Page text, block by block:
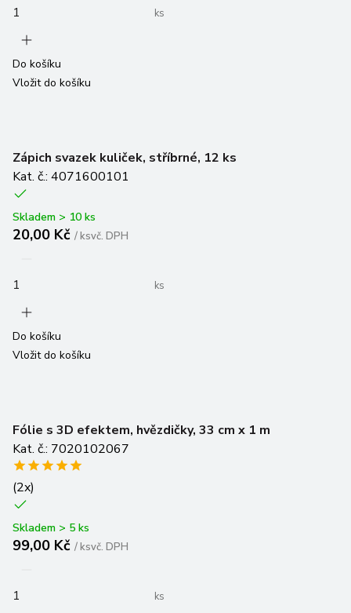
ks
Do košíku
Vložit do košíku
Zápich svazek kuliček, stříbrné, 12 ks
Kat. č.: 4071600101
Skladem > 10 ks
20,00 Kč /ksvč. DPH
ks
Do košíku
Vložit do košíku
Fólie s 3D efektem, hvězdičky, 33 cm x 1 m
Kat. č.: 7020102067
(2x)
Skladem > 5 ks
99,00 Kč /ksvč. DPH
ks